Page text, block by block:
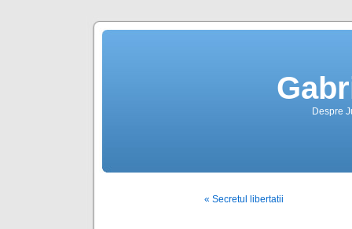
Despre
« Secretul libertatii